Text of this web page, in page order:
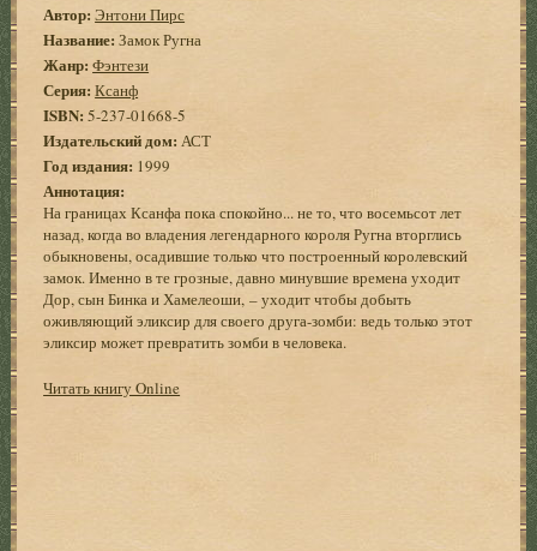
Автор: Энтони Пирс
Название: Замок Ругна
Жанр: Фэнтези
Серия: Ксанф
ISBN: 5-237-01668-5
Издательский дом: АСТ
Год издания: 1999
Аннотация:
На границах Ксанфа пока спокойно... не то, что восемьсот лет
назад, когда во владения легендарного короля Ругна вторглись
обыкновены, осадившие только что построенный королевский
замок. Именно в те грозные, давно минувшие времена уходит
Дор, сын Бинка и Хамелеоши, – уходит чтобы добыть
оживляющий эликсир для своего друга-зомби: ведь только этот
эликсир может превратить зомби в человека.
Читать книгу Online